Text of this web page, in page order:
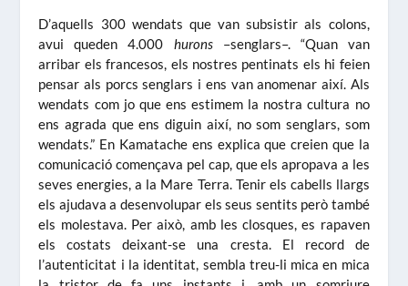
D’aquells 300 wendats que van subsistir als colons,
avui queden 4.000 hurons–senglars–. “Quan van
arribar els francesos, els nostres pentinats els hi feien
pensar als porcs senglars i ens van anomenar així. Als
wendats com jo que ens estimem la nostra cultura no
ens agrada que ens diguin així, no som senglars, som
wendats.” En Kamatache ens explica que creien que la
comunicació començava pel cap, que els apropava a les
seves energies, a la Mare Terra. Tenir els cabells llargs
els ajudava a desenvolupar els seus sentits però també
els molestava. Per això, amb les closques, es rapaven
els costats deixant-se una cresta. El record de
l’autenticitat i la identitat, sembla treu-li mica en mica